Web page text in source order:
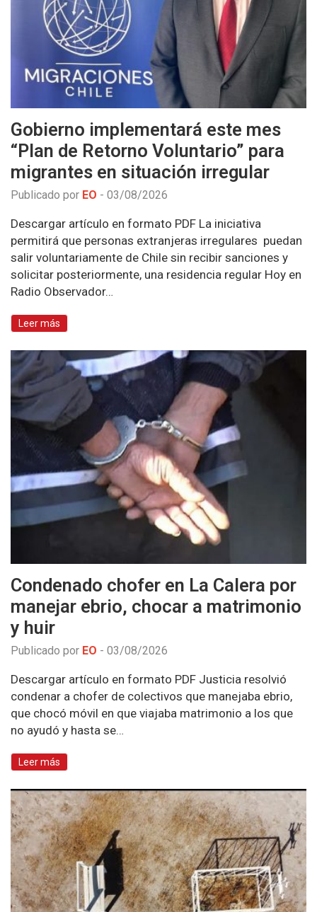
Gobierno implementará este mes
“Plan de Retorno Voluntario” para
migrantes en situación irregular
Publicado por EO - 03/08/2026
Descargar artículo en formato PDF La iniciativa
permitirá que personas extranjeras irregulares puedan
salir voluntariamente de Chile sin recibir sanciones y
solicitar posteriormente, una residencia regular Hoy en
Radio Observador…
Leer más
Condenado chofer en La Calera por
manejar ebrio, chocar a matrimonio
y huir
Publicado por EO - 03/08/2026
Descargar artículo en formato PDF Justicia resolvió
condenar a chofer de colectivos que manejaba ebrio,
que chocó móvil en que viajaba matrimonio a los que
no ayudó y hasta se…
Leer más